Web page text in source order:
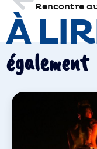
À
également